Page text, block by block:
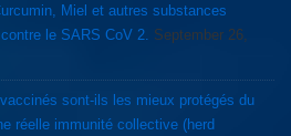
Miel et autres substances
le SARS CoV 2. September 26,
sont-ils les mieux protégés du
réelle immunité collective (herd